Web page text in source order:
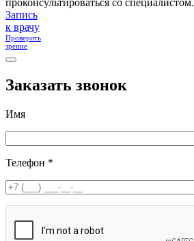
Запись
к врачу
Проверить
зрение
Заказать звонок
Имя
Телефон *